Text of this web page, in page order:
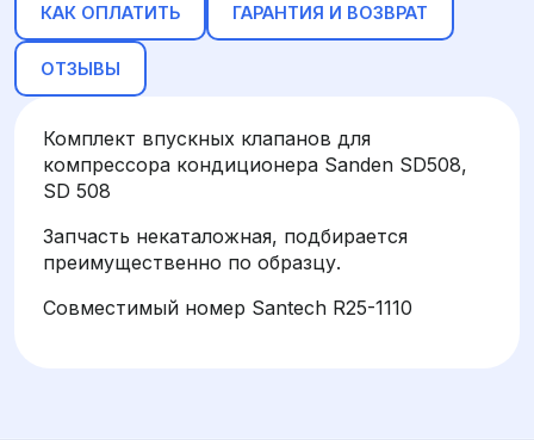
КАК ОПЛАТИТЬ ГАРАНТИЯ И ВОЗВРАТ
ОТЗЫВЫ
Комплект впускных клапанов для
компрессора кондиционера Sanden SD508,
SD 508
Запчасть некаталожная, подбирается
преимущественно по образцу.
Совместимый номер Santech R25-1110